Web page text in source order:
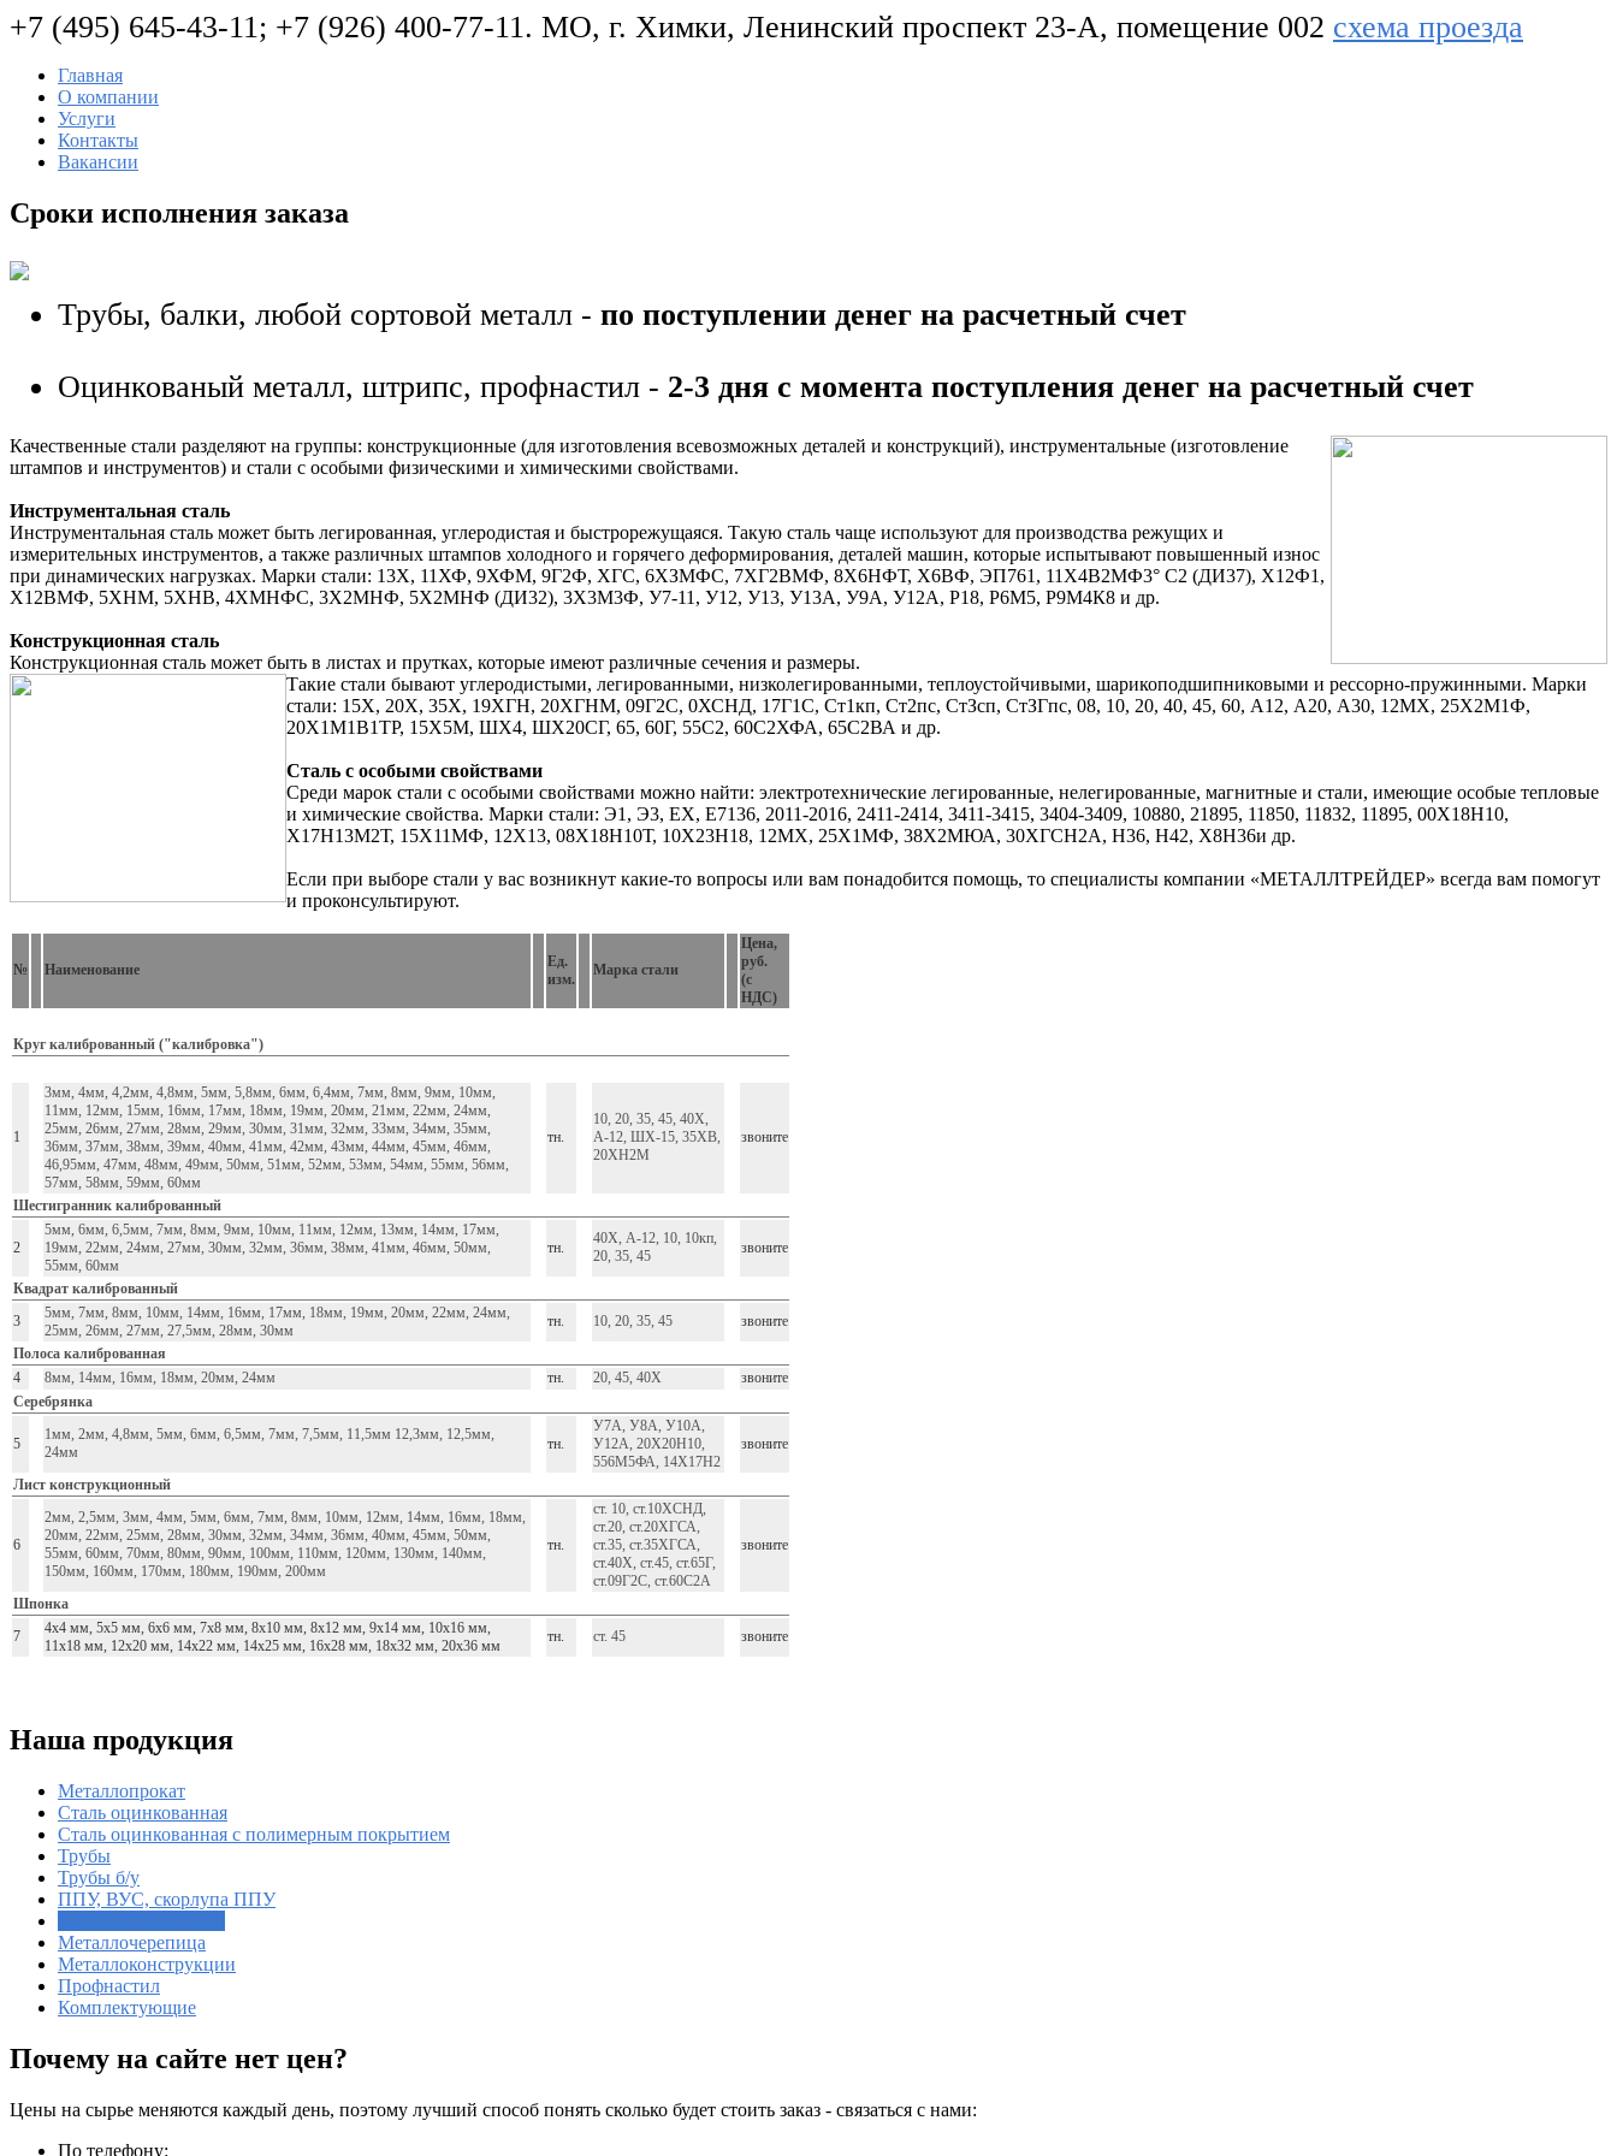
+7 (495) 645-43-11; +7 (926) 400-77-11. МО, г. Химки, Ленинский проспект 23-А, помещение 002 схема проезда
Главная
О компании
Услуги
Контакты
Вакансии
Сроки исполнения заказа
Трубы, балки, любой сортовой металл - по поступлении денег на расчетный счет
Оцинкованый металл, штрипс, профнастил - 2-3 дня с момента поступления денег на расчетный счет
Качественные стали разделяют на группы: конструкционные (для изготовления всевозможных деталей и конструкций), инструментальные (изготовление
штампов и инструментов) и стали с особыми физическими и химическими свойствами.
Инструментальная сталь
Инструментальная сталь может быть легированная, углеродистая и быстрорежущаяся. Такую сталь чаще используют для производства режущих и
измерительных инструментов, а также различных штампов холодного и горячего деформирования, деталей машин, которые испытывают повышенный износ
при динамических нагрузках. Марки стали: 13Х, 11ХФ, 9ХФМ, 9Г2Ф, ХГС, 6ХЗМФС, 7ХГ2ВМФ, 8Х6НФТ, Х6ВФ, ЭП761, 11Х4В2МФ3° C2 (ДИ37), Х12Ф1,
Х12ВМФ, 5ХНМ, 5ХНВ, 4ХМНФС, 3Х2МНФ, 5Х2МНФ (ДИ32), 3Х3М3Ф, У7-11, У12, У13, У13А, У9А, У12А, Р18, Р6М5, Р9М4К8 и др.
Конструкционная сталь
Конструкционная сталь может быть в листах и прутках, которые имеют различные сечения и размеры.
Такие стали бывают углеродистыми, легированными, низколегированными, теплоустойчивыми, шарикоподшипниковыми и рессорно-пружинными. Марки
стали: 15Х, 20Х, 35Х, 19ХГН, 20ХГНМ, 09Г2С, 0ХСНД, 17Г1С, Ст1кп, Ст2пс, СтЗсп, СтЗГпс, 08, 10, 20, 40, 45, 60, А12, А20, А30, 12МХ, 25Х2М1Ф,
20Х1М1В1ТР, 15Х5М, ШХ4, ШХ20СГ, 65, 60Г, 55С2, 60С2ХФА, 65С2ВА и др.
Сталь с особыми свойствами
Среди марок стали с особыми свойствами можно найти: электротехнические легированные, нелегированные, магнитные и стали, имеющие особые тепловые
и химические свойства. Марки стали: Э1, Э3, ЕХ, Е7136, 2011-2016, 2411-2414, 3411-3415, 3404-3409, 10880, 21895, 11850, 11832, 11895, 00Х18Н10,
Х17Н13М2Т, 15Х11МФ, 12Х13, 08Х18Н10Т, 10Х23Н18, 12МХ, 25Х1МФ, 38Х2МЮА, 30ХГСН2А, Н36, Н42, Х8Н36и др.
Если при выборе стали у вас возникнут какие-то вопросы или вам понадобится помощь, то специалисты компании «МЕТАЛЛТРЕЙДЕР» всегда вам помогут
и проконсультируют.
№ Наименование
Ед.
изм.
Марка стали
Цена,
руб.
(с
НДС)
Круг калиброванный ("калибровка")
1
3мм, 4мм, 4,2мм, 4,8мм, 5мм, 5,8мм, 6мм, 6,4мм, 7мм, 8мм, 9мм, 10мм,
11мм, 12мм, 15мм, 16мм, 17мм, 18мм, 19мм, 20мм, 21мм, 22мм, 24мм,
25мм, 26мм, 27мм, 28мм, 29мм, 30мм, 31мм, 32мм, 33мм, 34мм, 35мм,
36мм, 37мм, 38мм, 39мм, 40мм, 41мм, 42мм, 43мм, 44мм, 45мм, 46мм,
46,95мм, 47мм, 48мм, 49мм, 50мм, 51мм, 52мм, 53мм, 54мм, 55мм, 56мм,
57мм, 58мм, 59мм, 60мм
тн.
10, 20, 35, 45, 40Х,
А-12, ШХ-15, 35ХВ,
20ХН2М
звоните
Шестигранник калиброванный
2
5мм, 6мм, 6,5мм, 7мм, 8мм, 9мм, 10мм, 11мм, 12мм, 13мм, 14мм, 17мм,
19мм, 22мм, 24мм, 27мм, 30мм, 32мм, 36мм, 38мм, 41мм, 46мм, 50мм,
55мм, 60мм
тн.
40Х, А-12, 10, 10кп,
20, 35, 45
звоните
Квадрат калиброванный
3
5мм, 7мм, 8мм, 10мм, 14мм, 16мм, 17мм, 18мм, 19мм, 20мм, 22мм, 24мм,
25мм, 26мм, 27мм, 27,5мм, 28мм, 30мм
тн. 10, 20, 35, 45
звоните
Полоса калиброванная
4
8мм, 14мм, 16мм, 18мм, 20мм, 24мм тн. 20, 45, 40Х
звоните
Серебрянка
5
1мм, 2мм, 4,8мм, 5мм, 6мм, 6,5мм, 7мм, 7,5мм, 11,5мм 12,3мм, 12,5мм,
24мм
тн.
У7А, У8А, У10А,
У12А, 20Х20Н10,
556М5ФА, 14Х17Н2
звоните
Лист конструкционный
6
2мм, 2,5мм, 3мм, 4мм, 5мм, 6мм, 7мм, 8мм, 10мм, 12мм, 14мм, 16мм, 18мм,
20мм, 22мм, 25мм, 28мм, 30мм, 32мм, 34мм, 36мм, 40мм, 45мм, 50мм,
55мм, 60мм, 70мм, 80мм, 90мм, 100мм, 110мм, 120мм, 130мм, 140мм,
150мм, 160мм, 170мм, 180мм, 190мм, 200мм
тн.
ст. 10, ст.10ХСНД,
ст.20, ст.20ХГСА,
ст.35, ст.35ХГСА,
ст.40Х, ст.45, ст.65Г,
ст.09Г2С, ст.60С2А
звоните
Шпонка
7
4х4 мм, 5х5 мм, 6х6 мм, 7х8 мм, 8х10 мм, 8х12 мм, 9х14 мм, 10х16 мм,
11х18 мм, 12х20 мм, 14х22 мм, 14х25 мм, 16х28 мм, 18х32 мм, 20х36 мм
тн. ст. 45 звоните
Наша продукция
Металлопрокат
Сталь оцинкованная
Сталь оцинкованная с полимерным покрытием
Трубы
Трубы б/у
ППУ, ВУС, скорлупа ППУ
Металлочерепица
Металлоконструкции
Профнастил
Комплектующие
Почему на сайте нет цен?
Цены на сырье меняются каждый день, поэтому лучший способ понять сколько будет стоить заказ - связаться с нами:
По телефону: